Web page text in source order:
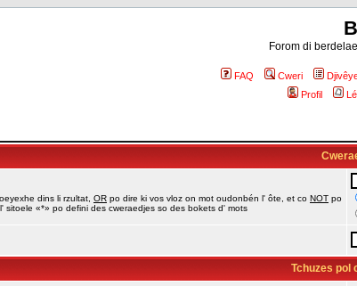
Forom di
FAQ Cweri
Profil
dins li rzultat, OR po dire ki vos vloz on mot oudonbén l' ôte, et co NOT po
«*» po defini des cweraedjes so des bokets d' mots
Tchuzes pol